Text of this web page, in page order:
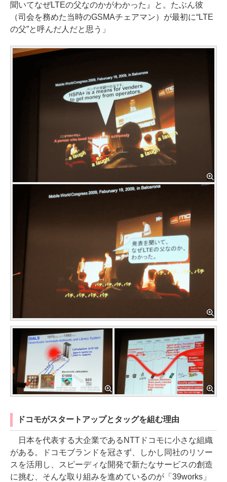
聞いてなぜLTEの父なのかがわかった』と。たぶん彼
（司会を務めた当時のGSMAチェアマン）が最初に“LTE
の父”と呼んだ人だと思う」
ドコモがスタートアップとタッグを組む理由
日本を代表する大企業であるNTTドコモに小さな組織
がある。ドコモブランドを冠さず、しかし同社のリソー
スを活用し、スピーディな開発で新たなサービスの創造
に挑む、そんな取り組みを進めているのが「39works」